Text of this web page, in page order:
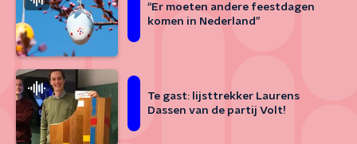
“Er moeten andere feestdagen
komen in Nederland”
Te gast: lijsttrekker Laurens
Dassen van de partij Volt!